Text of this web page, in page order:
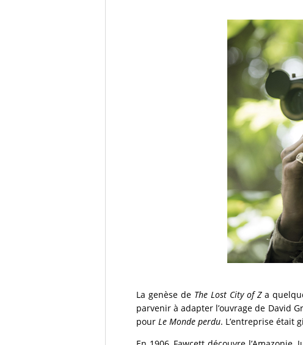
La genèse de The Lost City of Za
parvenir à adapter l’ouvrage de David
pour Le Monde perdu. L’entreprise était